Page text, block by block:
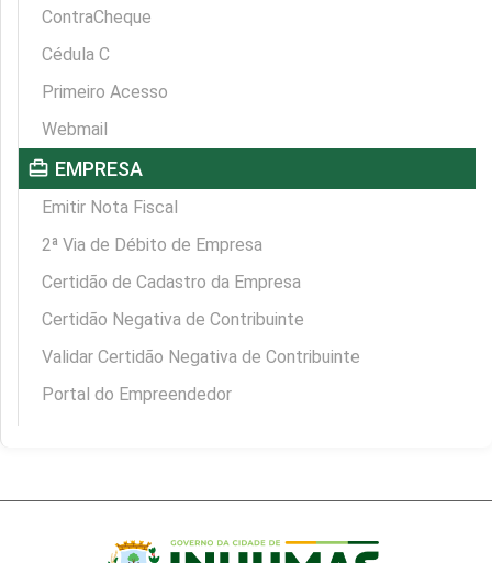
ContraCheque
Cédula C
Primeiro Acesso
Webmail
card_travel EMPRESA
Emitir Nota Fiscal
2ª Via de Débito de Empresa
Certidão de Cadastro da Empresa
Certidão Negativa de Contribuinte
Validar Certidão Negativa de Contribuinte
Portal do Empreendedor